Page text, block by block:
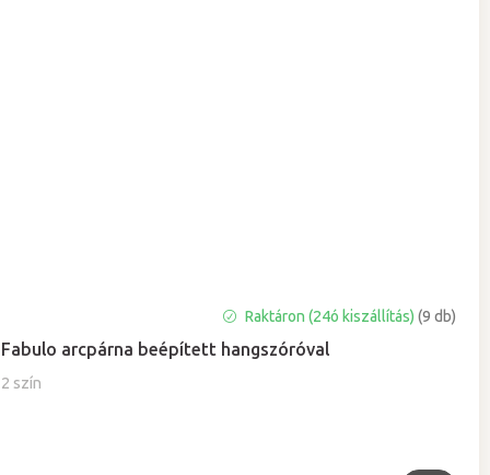
Fabulo arcpárna beépített hangszóróval
2 szín
Raktáron (24ó kiszállítás) (9 db)